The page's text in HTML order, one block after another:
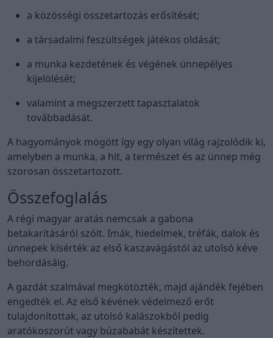
a közösségi összetartozás erősítését;
a társadalmi feszültségek játékos oldását;
a munka kezdetének és végének ünnepélyes
kijelölését;
valamint a megszerzett tapasztalatok
továbbadását.
A hagyományok mögött így egy olyan világ rajzolódik ki,
amelyben a munka, a hit, a természet és az ünnep még
szorosan összetartozott.
Összefoglalás
A régi magyar aratás nemcsak a gabona
betakarításáról szólt. Imák, hiedelmek, tréfák, dalok és
ünnepek kísérték az első kaszavágástól az utolsó kéve
behordásáig.
A gazdát szalmával megkötözték, majd ajándék fejében
engedték el. Az első kévének védelmező erőt
tulajdonítottak, az utolsó kalászokból pedig
aratókoszorút vagy búzababát készítettek.